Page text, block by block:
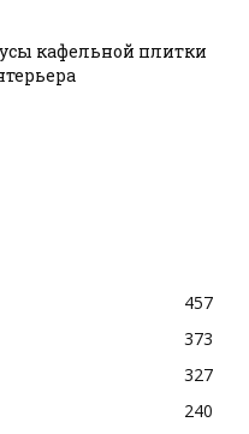
кафельной плитки
457
373
327
240